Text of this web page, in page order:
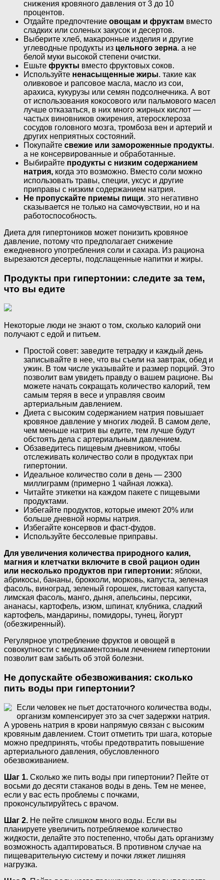
снижения кровяного давления от 3 до 10
процентов.
Отдайте предпочтение овощам и фруктам вместо
сладких или соленых закусок и десертов.
Выберите хлеб, макаронные изделия и другие
углеводные продукты из цельного зерна. а не
белой муки высокой степени очистки.
Ешьте фрукты вместо фруктовых соков.
Используйте ненасыщенные жиры. такие как
оливковое и рапсовое масла, масло из сои,
арахиса, кукурузы или семян подсолнечника. А вот
от использования кокосового или пальмового масел
лучше отказаться, в них много жирных кислот —
частых виновников ожирения, атеросклероза
сосудов головного мозга, тромбоза вен и артерий и
других неприятных состояний.
Покупайте свежие или замороженные продукты.
а не консервированные и обработанные.
Выбирайте продукты с низким содержанием
натрия, когда это возможно. Вместо соли можно
использовать травы, специи, уксус и другие
приправы с низким содержанием натрия.
Не пропускайте приемы пищи. это негативно
сказывается не только на самочувствии, но и на
работоспособность.
Диета для гипертоников может понизить кровяное
давление, потому что предполагает снижение
ежедневного употребления соли и сахара. Из рациона
вырезаются десерты, подслащенные напитки и жиры.
Продукты при гипертонии: следите за тем,
что вы едите
Некоторые люди не знают о том, сколько калорий они
получают с едой и питьем.
Простой совет: заведите тетрадку и каждый день
записывайте в нее, что вы съели на завтрак, обед и
ужин. В том числе указывайте и размер порций. Это
позволит вам увидеть правду о вашем рационе. Вы
можете начать сокращать количество калорий, тем
самым теряя в весе и управляя своим
артериальным давлением.
Диета с высоким содержанием натрия повышает
кровяное давление у многих людей. В самом деле,
чем меньше натрия вы едите, тем лучше будут
обстоять дела с артериальным давлением.
Обзаведитесь пищевым дневником, чтобы
отслеживать количество соли в продуктах при
гипертонии.
Идеальное количество соли в день — 2300
миллиграмм (примерно 1 чайная ложка).
Читайте этикетки на каждом пакете с пищевыми
продуктами.
Избегайте продуктов, которые имеют 20% или
больше дневной нормы натрия.
Избегайте консервов и фаст-фудов.
Используйте бессолевые приправы.
Для увеличения количества природного калия,
магния и клетчатки включите в свой рацион один
или несколько продуктов при гипертонии: яблоки,
абрикосы, бананы, брокколи, морковь, капуста, зеленая
фасоль, виноград, зеленый горошек, листовая капуста,
лимская фасоль, манго, дыня, апельсины, персики,
ананасы, картофель, изюм, шпинат, клубника, сладкий
картофель, мандарины, помидоры, тунец, йогурт
(обезжиренный).
Регулярное употребление фруктов и овощей в
совокупности с медикаментозным лечением гипертонии
позволит вам забыть об этой болезни.
Не допускайте обезвоживания: сколько
пить воды при гипертонии?
Если человек не пьет достаточного количества воды,
организм компенсирует это за счет задержки натрия.
А уровень натрия в крови напрямую связан с высоким
кровяным давлением. Стоит отметить три шага, которые
можно предпринять, чтобы предотвратить повышение
артериального давления, обусловленного
обезвоживанием.
Шаг 1. Сколько же пить воды при гипертонии? Пейте от
восьми до десяти стаканов воды в день. Тем не менее,
если у вас есть проблемы с почками,
проконсультируйтесь с врачом.
Шаг 2. Не пейте слишком много воды. Если вы
планируете увеличить потребляемое количество
жидкости, делайте это постепенно, чтобы дать организму
возможность адаптироваться. В противном случае на
пищеварительную систему и почки ляжет лишняя
нагрузка.